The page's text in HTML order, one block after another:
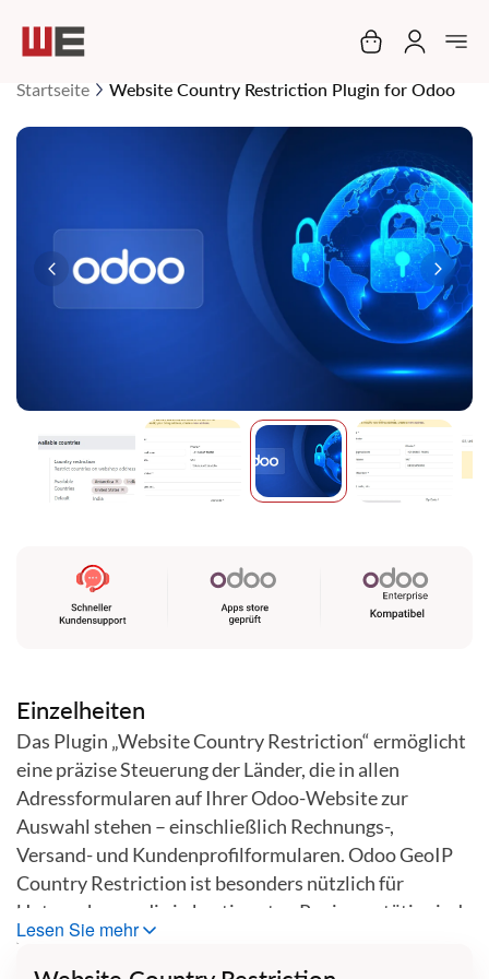
Mein
Startseite Website Country Restriction Plugin for Odoo
Zum
Bildgalerie
springen
Einzelheiten
Das Plugin „Website Country Restriction“ ermöglicht
eine präzise Steuerung der Länder, die in allen
Adressformularen auf Ihrer Odoo-Website zur
Auswahl stehen – einschließlich Rechnungs-,
Versand- und Kundenprofilformularen. Odoo GeoIP
Country Restriction ist besonders nützlich für
Unternehmen, die in bestimmten Regionen tätig sind,
da es verhindert, dass Nutzer beim Bezahlvorgang
oder bei der Aktualisierung ihrer Kontoinformationen
Lesen Sie mehr